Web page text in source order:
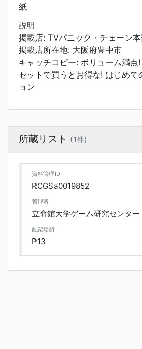
紙
説明
掲載店: TVパニック・チェーン
掲載店所在地: 大阪府豊中市
キャッチコピー: ボリューム満点
セットで買うとお得な! はじめて
ョン
所蔵リスト (1件)
資料管理ID
RCGSa0019852
管理者
立命館大学ゲーム研究センター
配架場所
P13